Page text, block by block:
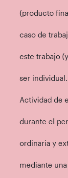
(producto
caso de
este trabajo
ser individual.
Actividad de
durante el
ordinaria y
mediante